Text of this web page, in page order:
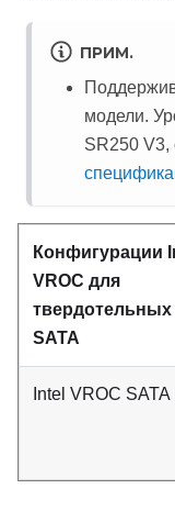
ПРИМ.
модели.
SR250 V3,
Конфигурации
VROC для
твердотельных
SATA
Intel VROC SATA